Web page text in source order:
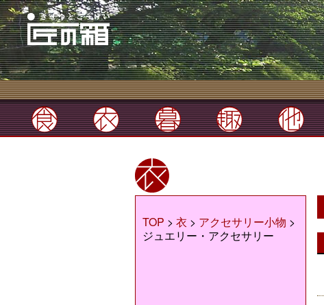
TOP > 衣 > アクセサリー小物 >
ジュエリー・アクセサリー